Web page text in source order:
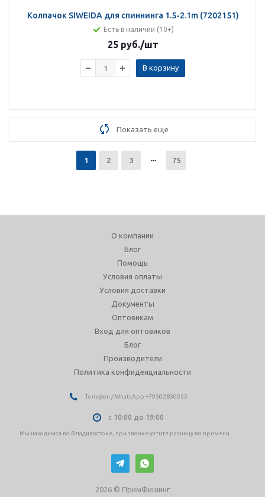
Колпачок SIWEIDA для спиннинга 1.5-2.1m (7202151)
Есть в наличии (10+)
25 руб./шт
В корзину
Показать еще
1 2 3 75
О компании
Блог
Помощь
Условия оплаты
Условия доставки
Документы
Оптовикам
Вход для оптовиков
Блог
Производители
Политика конфиденциальности
Телефон / WhatsApp +79502830055
с 10:00 до 19:00
Мы находимся во Владивостоке, при звонке учтите разницу во времени.
2026 © ПримФишинг